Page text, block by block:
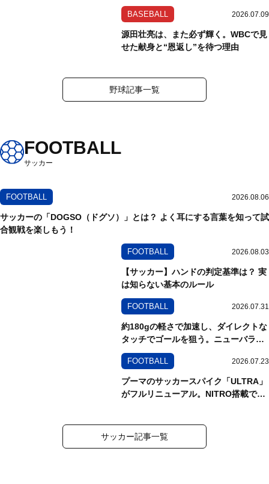
いう安心感
BASEBALL 2026.07.09
源田壮亮は、また必ず輝く。WBCで見
せた献身と“恩返し”を待つ理由
野球記事一覧
FOOTBALL
サッカー
FOOTBALL 2026.08.06
サッカーの「DOGSO（ドグソ）」とは？ よく耳にする言葉を知って試
合観戦を楽しもう！
FOOTBALL 2026.08.03
【サッカー】ハンドの判定基準は？ 実
は知らない基本のルール
FOOTBALL 2026.07.31
約180gの軽さで加速し、ダイレクトな
タッチでゴールを狙う。ニューバラン
ス「Furon Elite HG/AG V9」を試し履
きFOOTBALL 2026.07.23
プーマのサッカースパイク「ULTRA」
がフルリニューアル。NITRO搭載で、
サッカー記事一覧